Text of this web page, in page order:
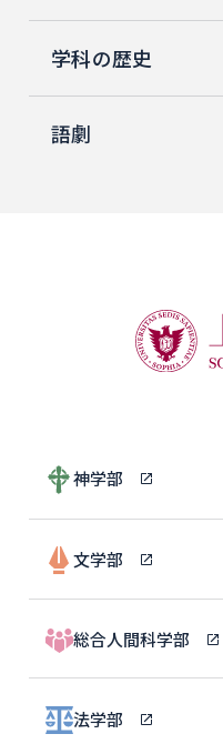
学科の歴史
語劇
神学部
文学部
総合人間科学部
法学部